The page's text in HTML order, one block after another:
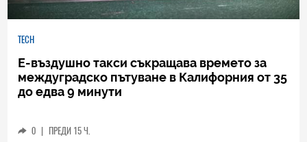
TECH
Е-въздушно такси съкращава времето за
междуградско пътуване в Калифорния от 35
до едва 9 минути
0 | ПРЕДИ 15 Ч.